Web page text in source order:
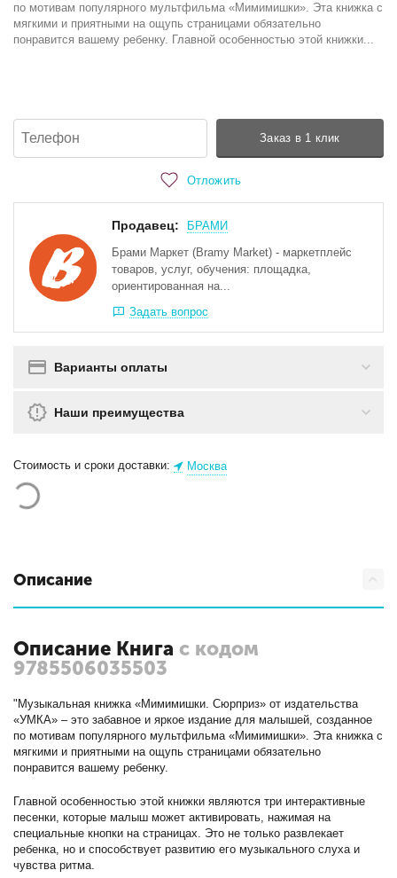
по мотивам популярного мультфильма «Мимимишки». Эта книжка с
мягкими и приятными на ощупь страницами обязательно
понравится вашему ребенку. Главной особенностью этой книжки...
Заказ в 1 клик
Отложить
Продавец:
БРАМИ
Брами Маркет (Bramy Market) - маркетплейс
товаров, услуг, обучения: площадка,
ориентированная на...
Задать вопрос
Варианты оплаты
Наши преимущества
Стоимость и сроки доставки: Москва
Описание
Описание Книга с кодом
9785506035503
"Музыкальная книжка «Мимимишки. Сюрприз» от издательства
«УМКА» – это забавное и яркое издание для малышей, созданное
по мотивам популярного мультфильма «Мимимишки». Эта книжка с
мягкими и приятными на ощупь страницами обязательно
понравится вашему ребенку.
Главной особенностью этой книжки являются три интерактивные
песенки, которые малыш может активировать, нажимая на
специальные кнопки на страницах. Это не только развлекает
ребенка, но и способствует развитию его музыкального слуха и
чувства ритма.